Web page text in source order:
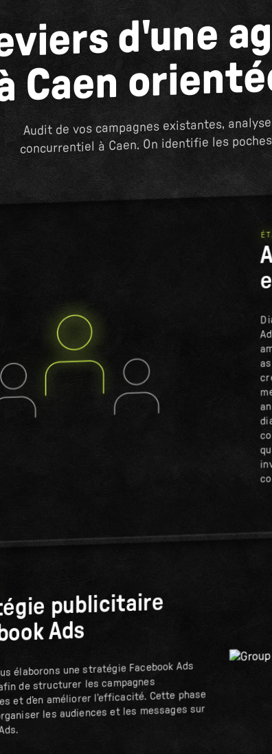
d'une
Caen
Audit de vos campagnes existantes,
concurrentiel à Caen. On identifie les
publicitaire
Ads
élaborons une stratégie Facebook Ads
de structurer les campagnes
et d’en améliorer l’efficacité. Cette phase
les audiences et les messages sur